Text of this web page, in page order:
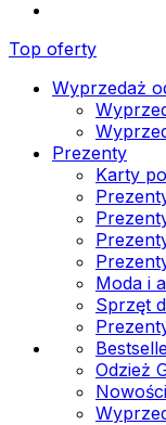
Top oferty
Wyprzedaż
Prezenty
Karty
Moda i
Sprzęt
Odzież
Nowości